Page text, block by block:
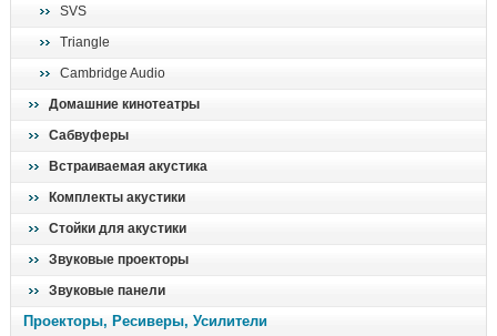
SVS
Triangle
Cambridge Audio
Домашние кинотеатры
Сабвуферы
Встраиваемая акустика
Комплекты акустики
Стойки для акустики
Звуковые проекторы
Звуковые панели
Проекторы, Ресиверы, Усилители